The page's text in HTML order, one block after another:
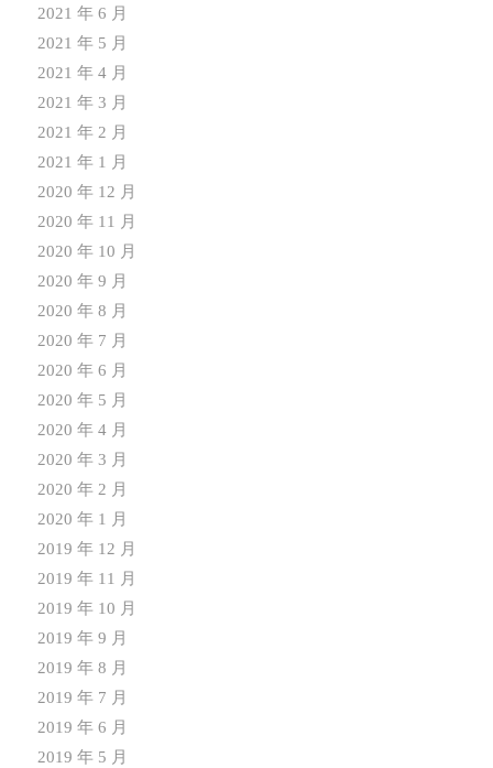
2021 年 6 月
2021 年 5 月
2021 年 4 月
2021 年 3 月
2021 年 2 月
2021 年 1 月
2020 年 12 月
2020 年 11 月
2020 年 10 月
2020 年 9 月
2020 年 8 月
2020 年 7 月
2020 年 6 月
2020 年 5 月
2020 年 4 月
2020 年 3 月
2020 年 2 月
2020 年 1 月
2019 年 12 月
2019 年 11 月
2019 年 10 月
2019 年 9 月
2019 年 8 月
2019 年 7 月
2019 年 6 月
2019 年 5 月